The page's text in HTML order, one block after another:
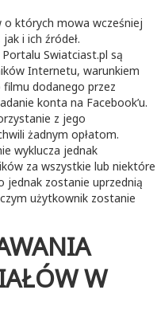
o których mowa wcześniej
i ich źródeł.
Swiatciast.pl są
Internetu, warunkiem
dodanego przez
konta na Facebook’u.
z jego
żadnym opłatom.
wyklucza jednak
za wszystkie lub niektóre
jednak zostanie uprzednią
użytkownik zostanie
W